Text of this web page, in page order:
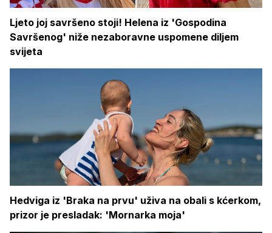
Ljeto joj savršeno stoji! Helena iz 'Gospodina
Savršenog' niže nezaboravne uspomene diljem
svijeta
Hedviga iz 'Braka na prvu' uživa na obali s kćerkom,
prizor je presladak: 'Mornarka moja'